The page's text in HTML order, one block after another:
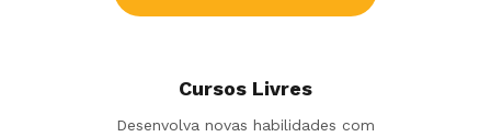
Cursos Livres
Desenvolva novas habilidades com